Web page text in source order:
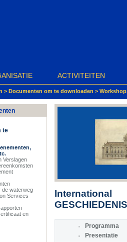
ACTIVITEITEN
> Documenten om te downloaden >
te
Verslagen
de waterweg
Services
en
Programma
Presentatie